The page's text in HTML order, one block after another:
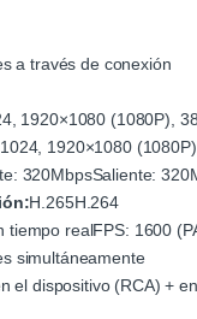
a través de conexión
1920×1080 (1080P),
1920×1080 (1080P)
320MbpsSaliente:
H.265H.264
tiempo realFPS: 1600
simultáneamente
el dispositivo (RCA) +